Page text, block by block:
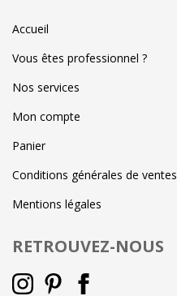
Accueil
Vous êtes professionnel ?
Nos services
Mon compte
Panier
Conditions générales de ventes
Mentions légales
RETROUVEZ-NOUS